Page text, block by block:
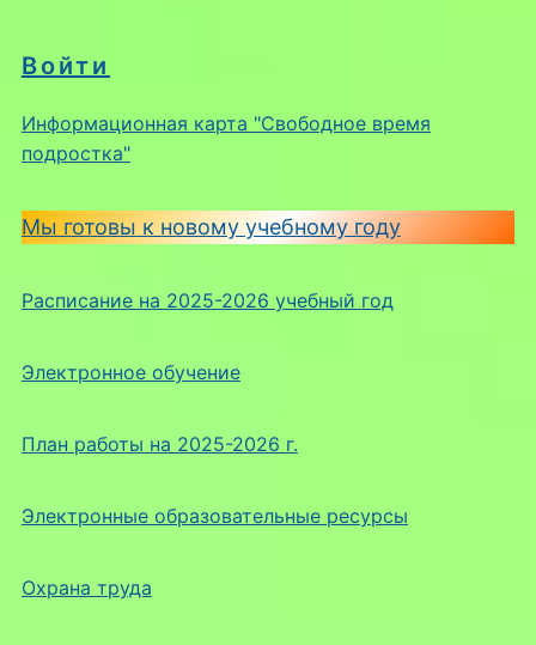
Войти
Информационная карта "Свободное время
подростка"
Мы готовы к новому учебному году
Расписание на 2025-2026 учебный год
Электронное обучение
План работы на 2025-2026 г.
Электронные образовательные ресурсы
Охрана труда